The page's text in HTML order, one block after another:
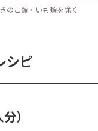
のこ類・いも類を除く
シピ
）